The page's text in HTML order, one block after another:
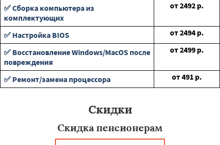
✅ Сборка компьютера из
комплектующих
от2492 р.
✅ Настройка BIOS от2494 р.
✅ Восстановление Windows/MacOS после
повреждения
от2499 р.
✅ Ремонт/замена процессора от491 р.
Скидки
Скидка пенсионерам